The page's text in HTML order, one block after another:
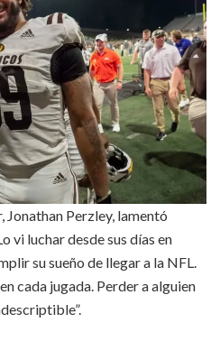
Jonathan Perzley, lamentó
vi luchar desde sus días en
su sueño de llegar a la NFL.
cada jugada. Perder a alguien